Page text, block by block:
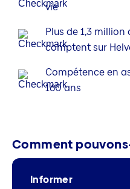
vie
Plus de 1,3
comptent sur
Compétence en
160 ans
Comment
Informer